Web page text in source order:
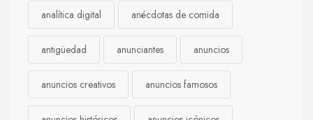
analítica digital anécdotas de comida
antigüedad anunciantes anuncios
anuncios creativos anuncios famosos